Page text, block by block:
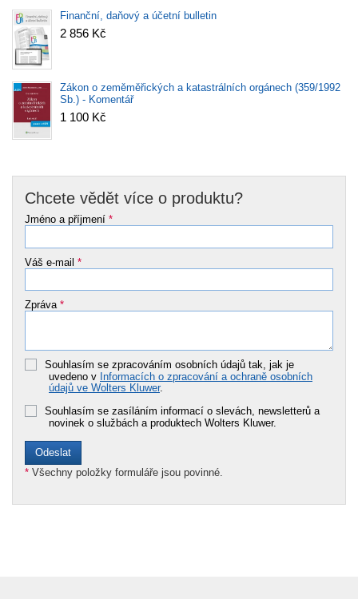
Finanční, daňový a účetní bulletin
2 856 Kč
Zákon o zeměměřických a katastrálních orgánech (359/1992
Sb.) - Komentář
1 100 Kč
Chcete vědět více o produktu?
Jméno a příjmení *
Váš e-mail *
Zpráva *
Souhlasím se zpracováním osobních údajů tak, jak je
uvedeno v Informacích o zpracování a ochraně osobních
údajů ve Wolters Kluwer.
Souhlasím se zasíláním informací o slevách, newsletterů a
novinek o službách a produktech Wolters Kluwer.
* Všechny položky formuláře jsou povinné.